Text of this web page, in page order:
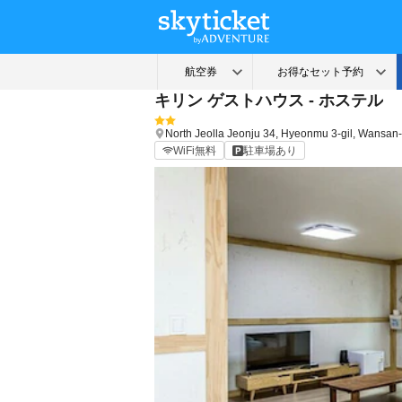
キリン ゲストハウス - ホステル
North Jeolla Jeonju 34, Hyeonmu 3-gil,
WiFi無料
駐車場あり